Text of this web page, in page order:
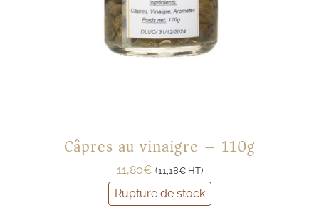
Câpres au vinaigre – 110g
11,80€ (11,18€HT)
Rupture de stock